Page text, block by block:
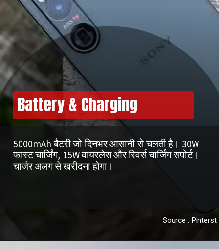
Battery & Charging
5000mAh बैटरी जो दिनभर आसानी से चलती है। 30W
फास्ट चार्जिंग, 15W वायरलेस और रिवर्स चार्जिंग सपोर्ट।
चार्जर अलग से खरीदना होगा।
Source : Pinterst